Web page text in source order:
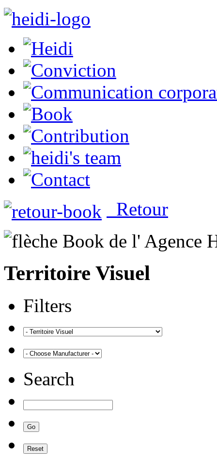
Retour
Territoire Visuel
Filters
Search